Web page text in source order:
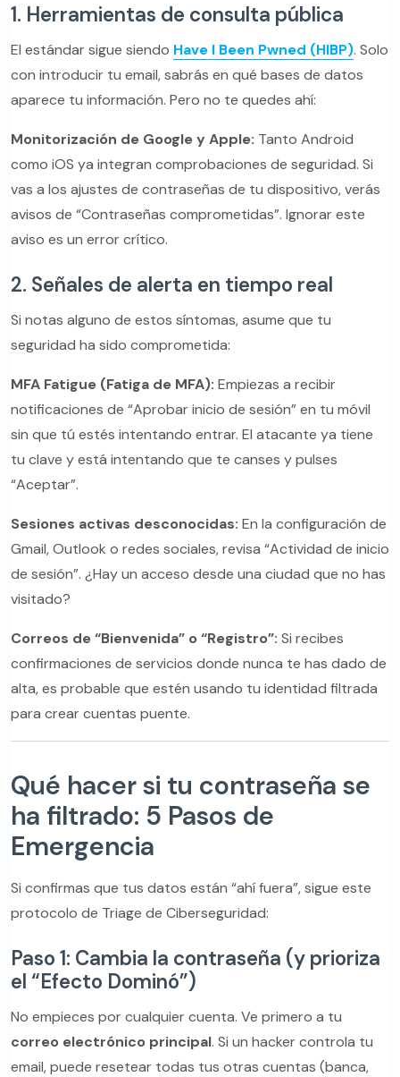
1. Herramientas de consulta pública
El estándar sigue siendo Have I Been Pwned (HIBP). Solo
con introducir tu email, sabrás en qué bases de datos
aparece tu información. Pero no te quedes ahí:
Monitorización de Google y Apple: Tanto Android
como iOS ya integran comprobaciones de seguridad. Si
vas a los ajustes de contraseñas de tu dispositivo, verás
avisos de “Contraseñas comprometidas”. Ignorar este
aviso es un error crítico.
2. Señales de alerta en tiempo real
Si notas alguno de estos síntomas, asume que tu
seguridad ha sido comprometida:
MFA Fatigue (Fatiga de MFA): Empiezas a recibir
notificaciones de “Aprobar inicio de sesión” en tu móvil
sin que tú estés intentando entrar. El atacante ya tiene
tu clave y está intentando que te canses y pulses
“Aceptar”.
Sesiones activas desconocidas: En la configuración de
Gmail, Outlook o redes sociales, revisa “Actividad de inicio
de sesión”. ¿Hay un acceso desde una ciudad que no has
visitado?
Correos de “Bienvenida” o “Registro”: Si recibes
confirmaciones de servicios donde nunca te has dado de
alta, es probable que estén usando tu identidad filtrada
para crear cuentas puente.
Qué hacer si tu contraseña se
ha filtrado: 5 Pasos de
Emergencia
Si confirmas que tus datos están “ahí fuera”, sigue este
protocolo de Triage de Ciberseguridad:
Paso 1: Cambia la contraseña (y prioriza
el “Efecto Dominó”)
No empieces por cualquier cuenta. Ve primero a tu
correo electrónico principal. Si un hacker controla tu
email, puede resetear todas tus otras cuentas (banca,